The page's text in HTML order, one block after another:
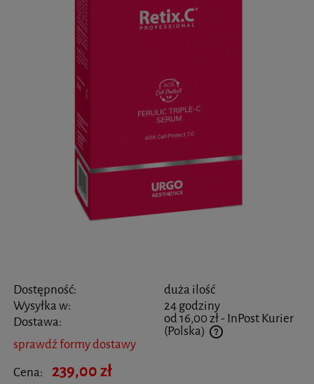
Dostępność:
duża ilość
Wysyłka w:
24 godziny
Dostawa:
od 16,00 zł- InPost Kurier
(Polska)
Cena nie zawiera ewentualnych kosztów płatności
sprawdź formy dostawy
Cena:
239,00 zł